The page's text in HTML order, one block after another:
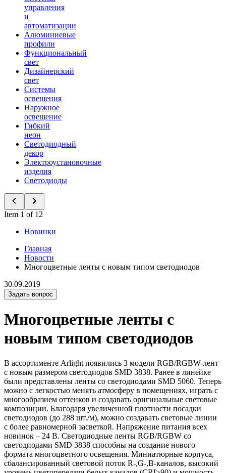
управления
и
автоматизации
Алюминиевые
профили
Функциональный
свет
Дизайнерский
свет
Системы
освещения
Наружное
освещение
Гибкий
неон
Светодиодный
декор
Электроустановочные
изделия
Светодиоды
Item 1 of 12
Новинки
Главная
Новости
Многоцветные ленты с новым типом светодиодов
30.09.2019
Задать вопрос
Многоцветные ленты с
новым типом светодиодов
В ассортименте Arlight появились 3 модели RGB/RGBW-лент
с новым размером светодиодов SMD 3838. Ранее в линейке
были представлены ленты со светодиодами SMD 5060. Теперь
можно с легкостью менять атмосферу в помещениях, играть с
многообразием оттенков и создавать оригинальные световые
композиции. Благодаря увеличенной плотности посадки
светодиодов (до 288 шт./м), можно создавать световые линии
с более равномерной засветкой. Напряжение питания всех
новинок – 24 В. Светодиодные ленты RGB/RGBW со
светодиодами SMD 3838 способны на создание нового
формата многоцветного освещения. Миниатюрные корпуса,
сбалансированный световой поток R-,G-,B-каналов, высокий